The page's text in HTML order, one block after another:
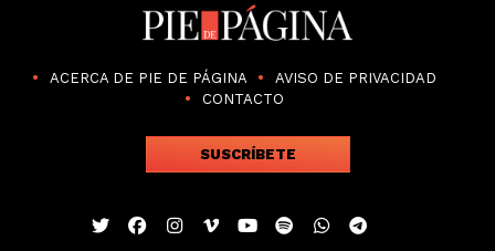
ACERCA DE PIE DE PÁGINA
AVISO DE PRIVACIDAD
CONTACTO
SUSCRÍBETE